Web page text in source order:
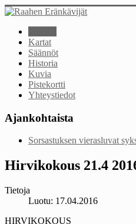
Kartat
Säännöt
Historia
Kuvia
Pistekortti
Yhteystiedot
Ajankohtaista
Sorsastuksen vierasluvat
Hirvikokous 21.4
Tietoja
Luotu: 17.04.2016
HIRVIKOKOUS